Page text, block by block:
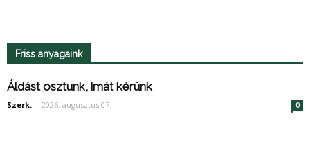
Friss anyagaink
Áldást osztunk, imát kérünk
Szerk. - 2026. augusztus 07. 0